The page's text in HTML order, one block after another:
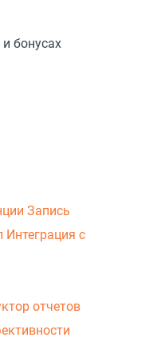
бонусах
Запись
Интеграция с
отчетов